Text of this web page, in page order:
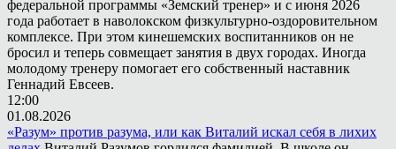
федеральной программы «Земский тренер» и с июня 2026
года работает в наволокском физкультурно-оздоровительном
комплексе. При этом кинешемских воспитанников он не
бросил и теперь совмещает занятия в двух городах. Иногда
молодому тренеру помогает его собственный наставник
Геннадий Евсеев.
12:00
01.08.2026
«Разум» против разума, или как Виталий искал себя в лихих